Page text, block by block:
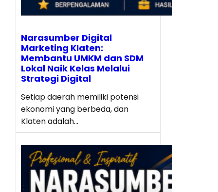
Narasumber Digital
Marketing Klaten:
Membantu UMKM dan SDM
Lokal Naik Kelas Melalui
Strategi Digital
Setiap daerah memiliki potensi
ekonomi yang berbeda, dan
Klaten adalah…